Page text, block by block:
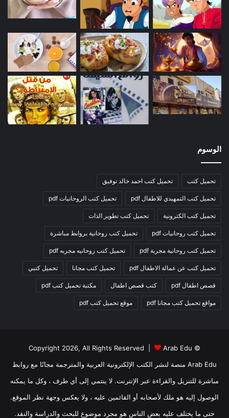
الوسوم
تحميل كتب تحميل كتب احمد خالد توفيق
تحميل كتب التمهيدي للاطفال pdf تحميل كتب الروحانيات pdf
تحميل كتب الكترونية تحميل كتب تطوير الذات
تحميل كتب روحانيات pdf تحميل كتب روحانية بروابط مباشرة
تحميل كتب روحانية مجربة pdf تحميل كتب روحانيه مجربه pdf
تحميل كتب عن عمالة الاطفال pdf تحميل كتب مجانا تحميل كتبي
قصص اطفال pdf كتب قصص اطفال مكتبة تحميل كتب pdf
مواقع تحميل كتب مجانا pdf موقع تحميل كتب pdf
© Copyright 2026, All Rights Reserved |
Arab Edu
Arab Edu منصة لنشر الكتب الإلكترونية العربية والمترجمة مجانًا مع روابط
مباشرة للتنزيل والقراءة عبر الإنترنت. لا ينتمي إلى أي طرف ، وكل ما يمكنه
الوصول إليه هو ملك لأصحابه أو القائمين عليه ، ولا يعكس وجهة نظر الموقع.
حتى ما يختلف عليه بعض الناس هو مجرد موضوع للبحث والدراسة والنقد.